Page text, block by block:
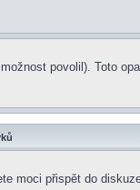
povolil). Toto
moci přispět do